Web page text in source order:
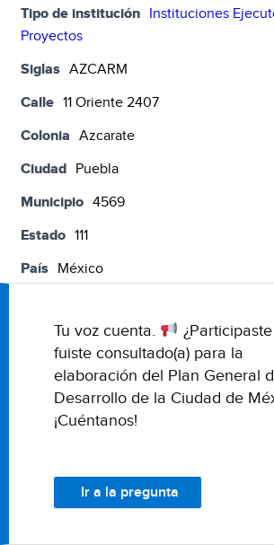
Tipo de institución Instituciones
Proyectos
Siglas AZCARM
Calle 11 Oriente 2407
Colonia Azcarate
Ciudad Puebla
Municipio 4569
Estado 111
País México
Sitio Web www.azcarm.com.mx
Pertenece a Red No
Asociación
Usuaríos del Río
Colorado A.C.
Tu voz cuenta.
fuiste consultado(a) para la
elaboración del Plan General
Desarrollo de la Ciudad de
¡Cuéntanos!
Ir a la pregunta